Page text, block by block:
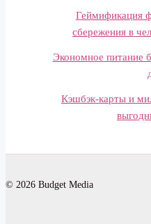
Геймификация
сбережения в
Экономное питание
Кэшбэк-карты и
© 2026 Budget Media